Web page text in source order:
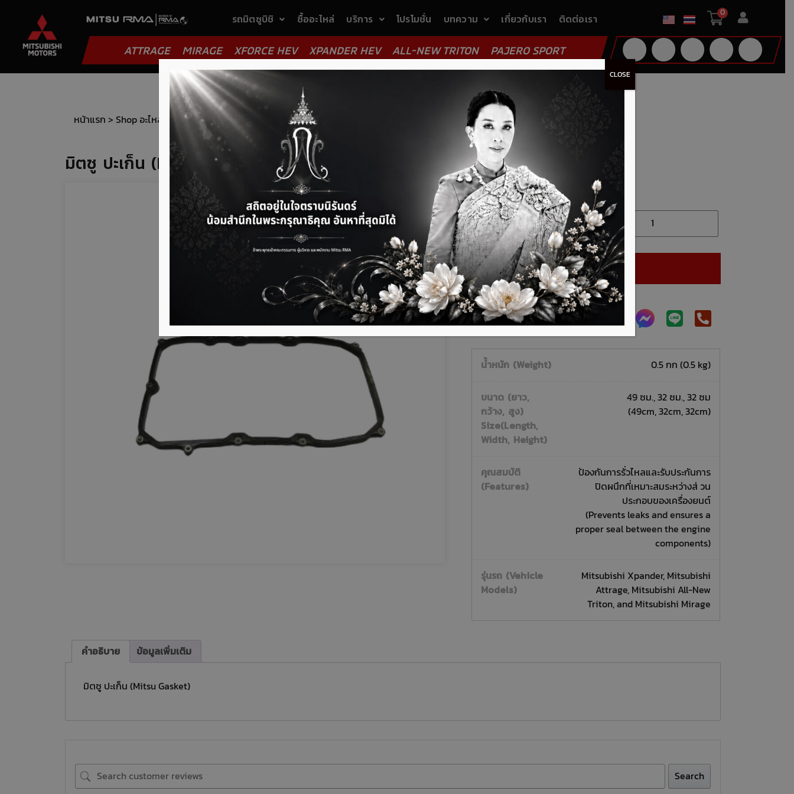
รถมิตซูบิชิ ซื้ออะไหล่ บริการ โปรโมชั่น บทความ เกี่ยวกับเรา ติดต่อเรา 0
ATTRAGE MIRAGE XFORCE HEV XPANDER HEV ALL-NEW TRITON PAJERO SPORT
หน้าแรก > Shop อะไหล่ >ปะเก็น (gasket) > มิตซู ปะเก็น (Mitsu Gasket) – MT2705A054
มิตซู ปะเก็น (Mitsu Gasket) - MT2705A054
1,636.57
เพิ่มรายการโปรด
หยิบใส่ตะกร้า
ติดต่อสอบถามเพิ่มเติมได้ที่
น้ำหนัก (Weight) 0.5 กก (0.5 kg)
ขนาด (ยาว,
กว้าง, สูง)
Size(Length,
Width, Height)
49 ซม., 32 ซม., 32 ซม
(49cm, 32cm, 32cm)
คุณสมบัติ
(Features)
ป้องกันการรั่วไหลและรับประกันการ
ปิดผนึกที่เหมาะสมระหว่างส่ วน
ประกอบของเครื่องยนต์
(Prevents leaks and ensures a
proper seal between the engine
components)
รุ่นรถ (Vehicle
Models)
Mitsubishi Xpander, Mitsubishi
Attrage, Mitsubishi All-New
Triton, and Mitsubishi Mirage
คำอธิบาย ข้อมูลเพิ่มเติม
มิตซู ปะเก็น (Mitsu Gasket)
Search
CLOSE